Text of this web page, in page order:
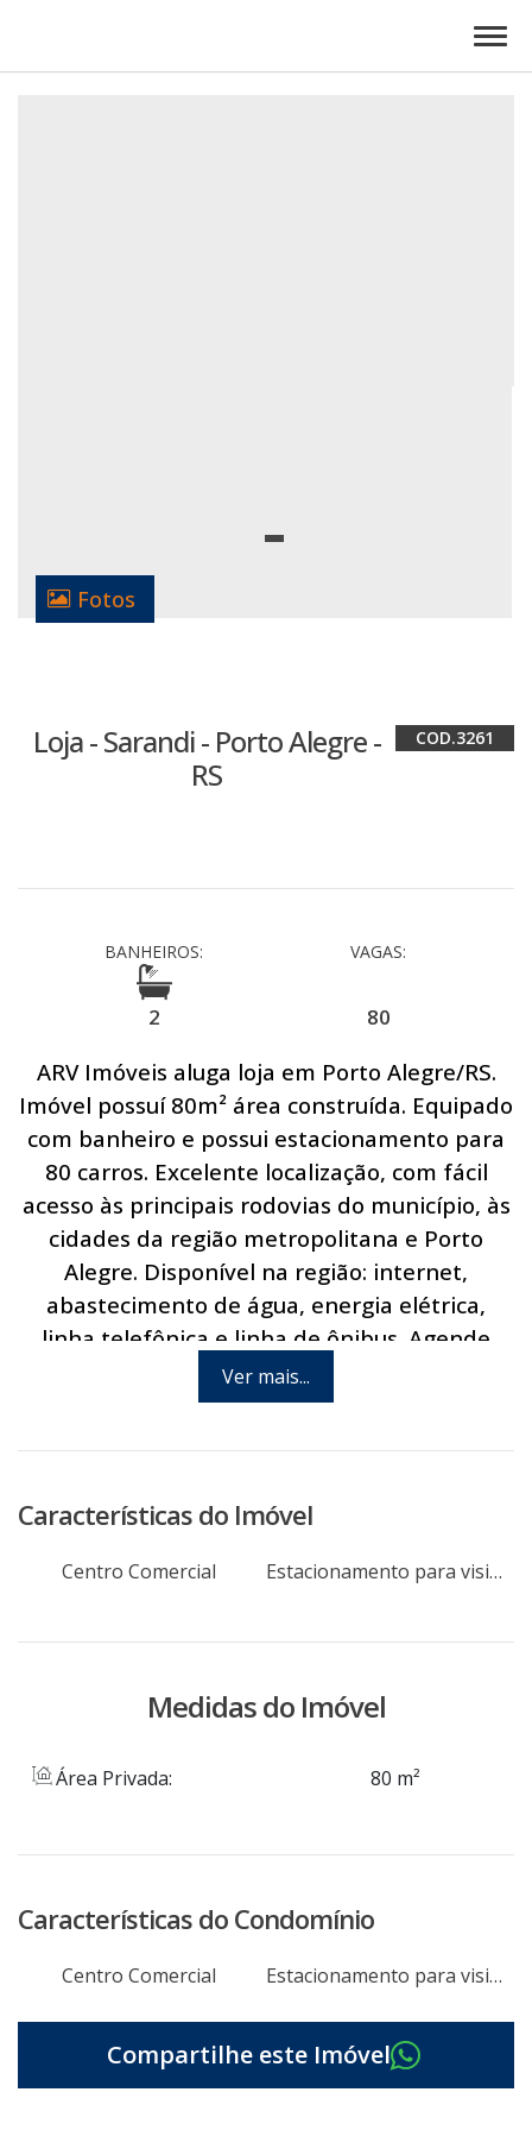
Fotos
Loja - Sarandi - Porto Alegre -
RS
3261
BANHEIROS:
2
VAGAS:
80
ARV Imóveis aluga loja em Porto Alegre/RS.
Imóvel possuí 80m² área construída. Equipado
com banheiro e possui estacionamento para
80 carros. Excelente localização, com fácil
acesso às principais rodovias do município, às
cidades da região metropolitana e Porto
Alegre. Disponível na região: internet,
abastecimento de água, energia elétrica,
linha telefônica e linha de ônibus. Agende
hoje mesmo uma visita com um de nossos
consultores.
Ver mais...
Características do Imóvel
Centro Comercial Estacionamento para visitantes
Medidas do Imóvel
Área Privada: 80 m²
Características do Condomínio
Centro Comercial Estacionamento para visitantes